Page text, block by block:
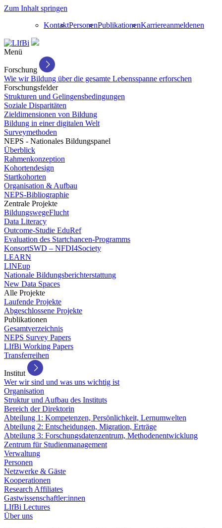
Zum Inhalt springen
KontaktPersonenPublikationenKarriereanmeldenen
Menü
Forschung
Wie wir Bildung über die gesamte Lebensspanne erforschen
Forschungsfelder
Strukturen und Gelingensbedingungen
Soziale Disparitäten
Zieldimensionen von Bildung
Bildung in einer digitalen Welt
Surveymethoden
NEPS - Nationales Bildungspanel
Überblick
Rahmenkonzeption
Kohortendesign
Startkohorten
Organisation & Aufbau
NEPS-Bibliographie
Zentrale Projekte
BildungswegeFlucht
Data Literacy
Outcome-Studie EduRef
Evaluation des Startchancen-Programms
KonsortSWD – NFDI4Society
LEARN
LINEup
Nationale Bildungsberichterstattung
New Data Spaces
Alle Projekte
Laufende Projekte
Abgeschlossene Projekte
Publikationen
Gesamtverzeichnis
NEPS Survey Papers
LIfBi Working Papers
Transferreihen
Institut
Wer wir sind und was uns wichtig ist
Organisation
Struktur und Aufbau des Instituts
Bereich der Direktorin
Abteilung 1: Kompetenzen, Persönlichkeit, Lernumwelten
Abteilung 2: Entscheidungen, Migration, Erträge
Abteilung 3: Forschungsdatenzentrum, Methodenentwicklung
Zentrum für Studienmanagement
Verwaltung
Personen
Netzwerke & Gäste
Kooperationen
Research Affiliates
Gastwissenschaftler:innen
LIfBi Lectures
Über uns